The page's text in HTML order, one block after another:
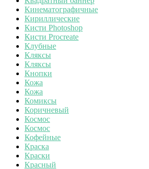
Кинематографичные
Кириллические
Кисти Photoshop
Кисти Procreate
Клубные
Кляксы
Кляксы
Кнопки
Кожа
Кожа
Комиксы
Коричневый
Космос
Космос
Кофейные
Краска
Краски
Красный